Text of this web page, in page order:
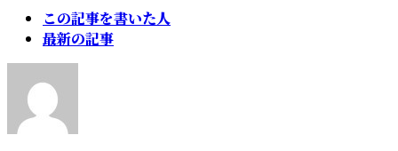
The
following
two
tabs
change
content
below.
この記事を書いた人
最新の記事